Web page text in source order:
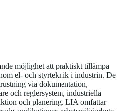
möjlighet att praktiskt tillämpa
el- och styrteknik i industrin. De
via dokumentation,
och reglersystem, industriella
och planering. LIA omfattar